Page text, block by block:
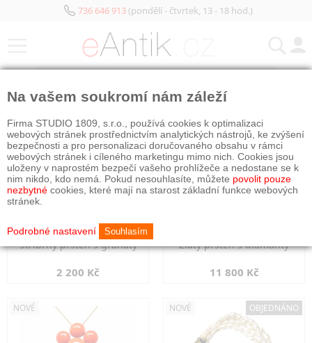
736 646 913(pondělí - čtvrtek, 13 - 18 hod.)
Stříbrný prsten s granáty
2 200 Kč
Zlatý prsten s diamanty
11 800 Kč
NOVÉ NOVÉ OBJEDNÁNO
Na vašem soukromí nám záleží
Firma STUDIO 1809, s.r.o., používá cookies k optimalizaci
webových stránek prostřednictvím analytických nástrojů, ke zvýšení
bezpečnosti a pro personalizaci doručovaného obsahu v rámci
webových stránek i cíleného marketingu mimo nich. Cookies jsou
uloženy v naprostém bezpečí vašeho prohlížeče a nedostane se k
nim nikdo, kdo nemá. Pokud nesouhlasíte, můžete povolit pouze
nezbytné cookies, které mají na starost základní funkce webových
stránek.
Podrobné nastavení Souhlasím